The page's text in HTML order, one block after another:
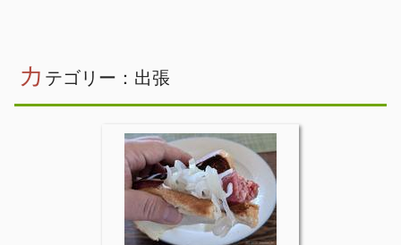
カ テゴリー：出張